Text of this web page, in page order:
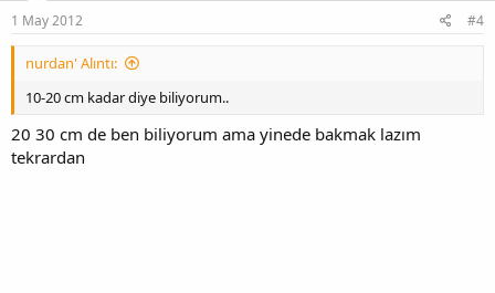
1 May 2012 #4
nurdan' Alıntı:
10-20 cm kadar diye biliyorum..
20 30 cm de ben biliyorum ama yinede bakmak lazım
tekrardan